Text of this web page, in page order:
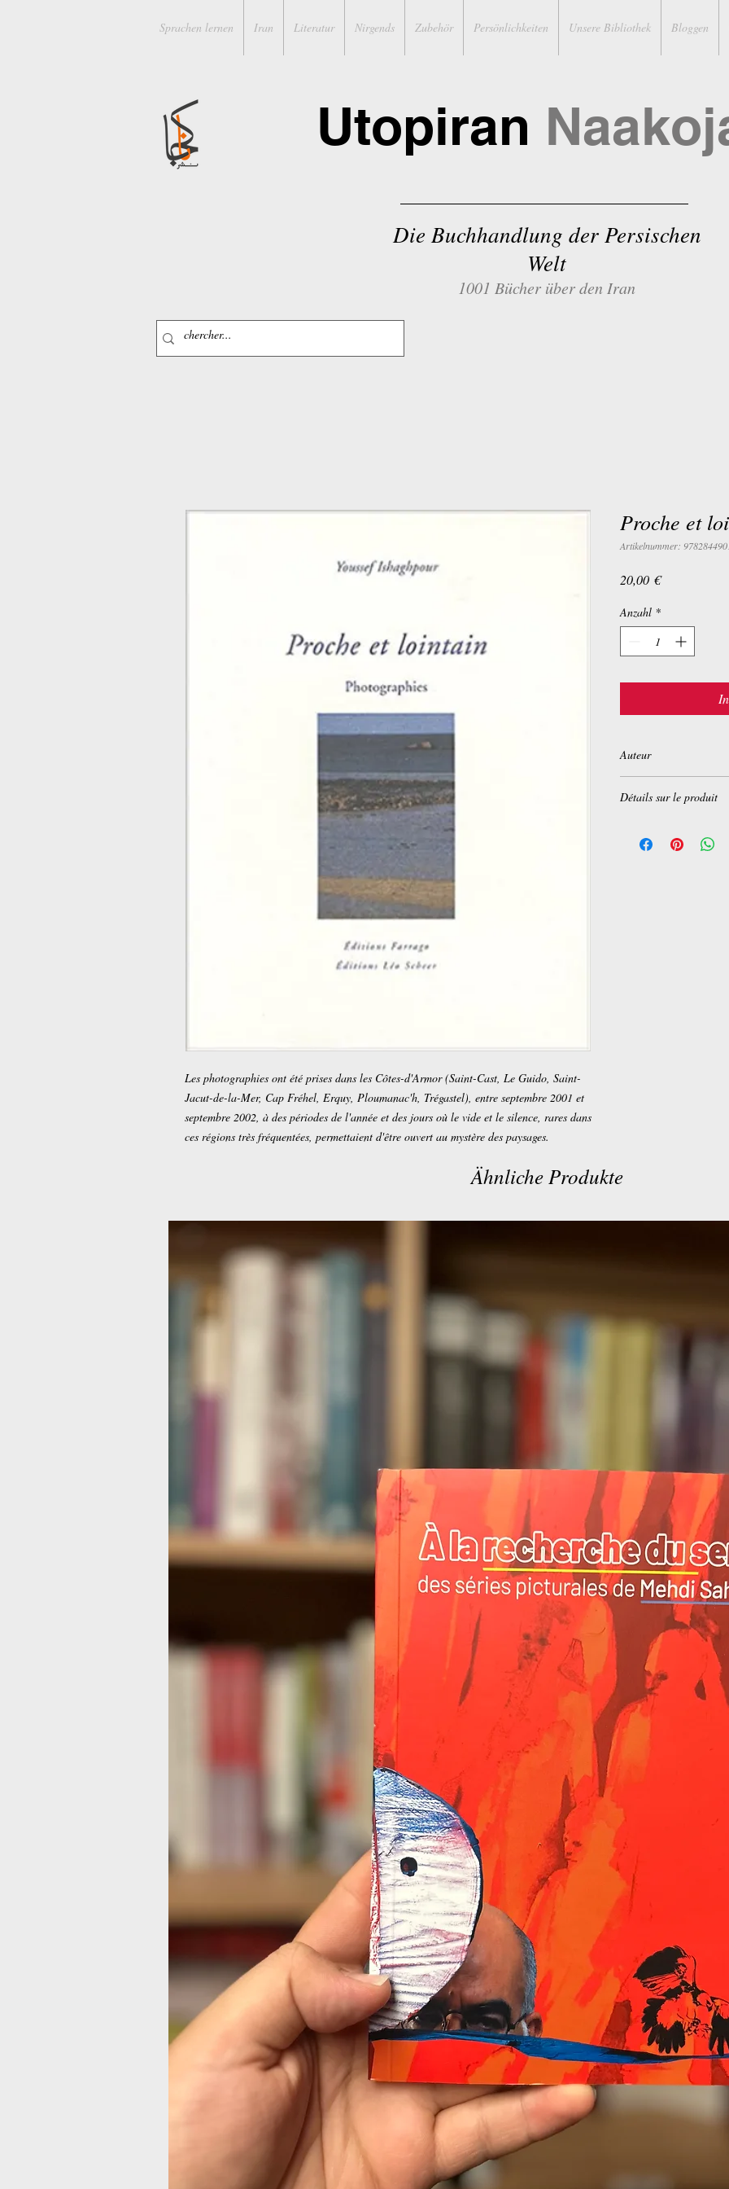
Sprachen lernen Iran Literatur Nirgends Zubehör Persönlichkeiten Unsere Bibliothek Bloggen
Utopiran
Die Buchhandlung der Persischen
Welt
1001 Bücher über den Iran
Les photographies ont été prises dans les Côtes-d'Armor (Saint-Cast, Le Guido, Saint-
Jacut-de-la-Mer, Cap Fréhel, Erquy, Ploumanac'h, Trégastel), entre septembre 2001 et
septembre 2002, à des périodes de l'année et des jours où le vide et le silence, rares dans
ces régions très fréquentées, permettaient d'être ouvert au mystère des paysages.
Proche et
Artikelnummer:
20,00 €Preis
Anzahl *
Auteur
Détails sur le produit
Editeur : Editions
Ähnliche Produkte